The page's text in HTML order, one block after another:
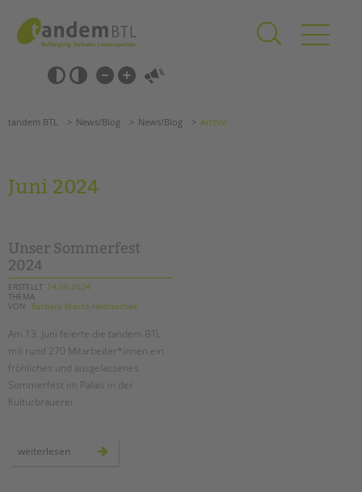
springen
Barrierefrei-
Einstellungen
überspringen
überspringen
Förderzentren
Kollegs
EFöB
Schulbezogene Sozialarbeit
HILFEN ZUR ERZIEHUNG
EINGLIEDERUNGSHILFE
Suchen
tandem BTL News/Blog News/Blog Archiv
Juni 2024
Unser Sommerfest
2024
ERSTELLT 14.06.2024
THEMA
VON
Barbara Brecht-Hadraschek
Am 13. Juni feierte die tandem BTL
mit rund 270 Mitarbeiter*innen ein
fröhliches und ausgelassenes
Sommerfest im Palais in der
Kulturbrauerei.
weiterlesen
sommerfest